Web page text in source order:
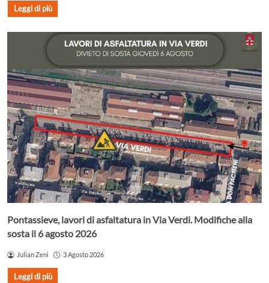
Leggi di più
Pontassieve, lavori di asfaltatura in Via Verdi. Modifiche alla
sosta il 6 agosto 2026
Julian Zeni 3 Agosto 2026
Leggi di più